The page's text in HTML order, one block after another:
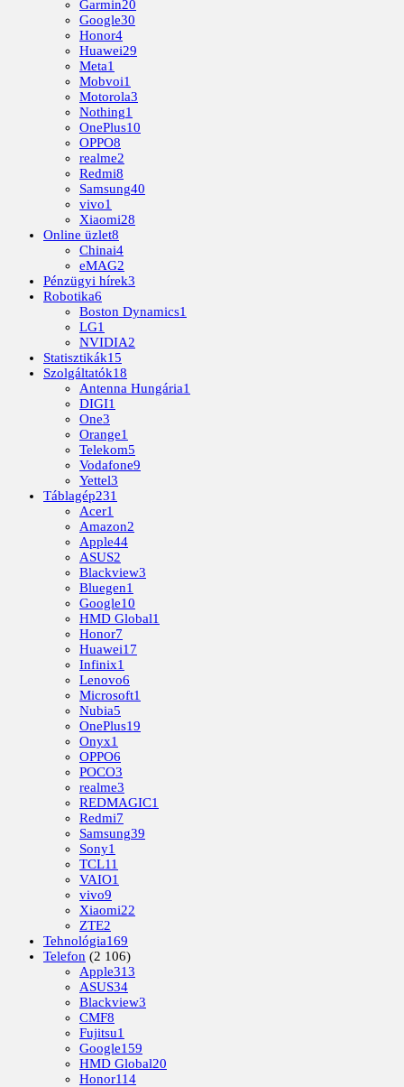
Garmin20
Google30
Honor4
Huawei29
Meta1
Mobvoi1
Motorola3
Nothing1
OnePlus10
OPPO8
realme2
Redmi8
Samsung40
vivo1
Xiaomi28
Online üzlet8
Chinai4
eMAG2
Pénzügyi hírek3
Robotika6
Boston Dynamics1
LG1
NVIDIA2
Statisztikák15
Szolgáltatók18
Antenna Hungária1
DIGI1
One3
Orange1
Telekom5
Vodafone9
Yettel3
Táblagép231
Acer1
Amazon2
Apple44
ASUS2
Blackview3
Bluegen1
Google10
HMD Global1
Honor7
Huawei17
Infinix1
Lenovo6
Microsoft1
Nubia5
OnePlus19
Onyx1
OPPO6
POCO3
realme3
REDMAGIC1
Redmi7
Samsung39
Sony1
TCL11
VAIO1
vivo9
Xiaomi22
ZTE2
Tehnológia169
Telefon (2 106)
Apple313
ASUS34
Blackview3
CMF8
Fujitsu1
Google159
HMD Global20
Honor114